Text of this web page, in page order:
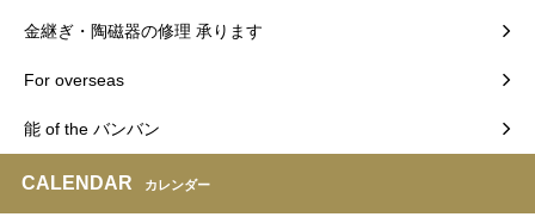
金継ぎ・陶磁器の修理 承ります
For overseas
能 of the バンバン
CALENDAR カレンダー